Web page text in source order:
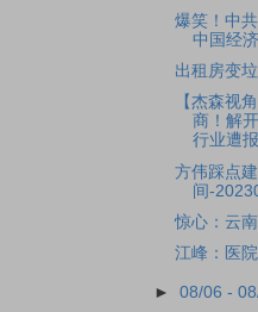
爆笑！中
中国经
出租房变
【杰森视
商！解
行业遭
方伟踩点
间-
惊心：云
江峰：医
►08/06 -